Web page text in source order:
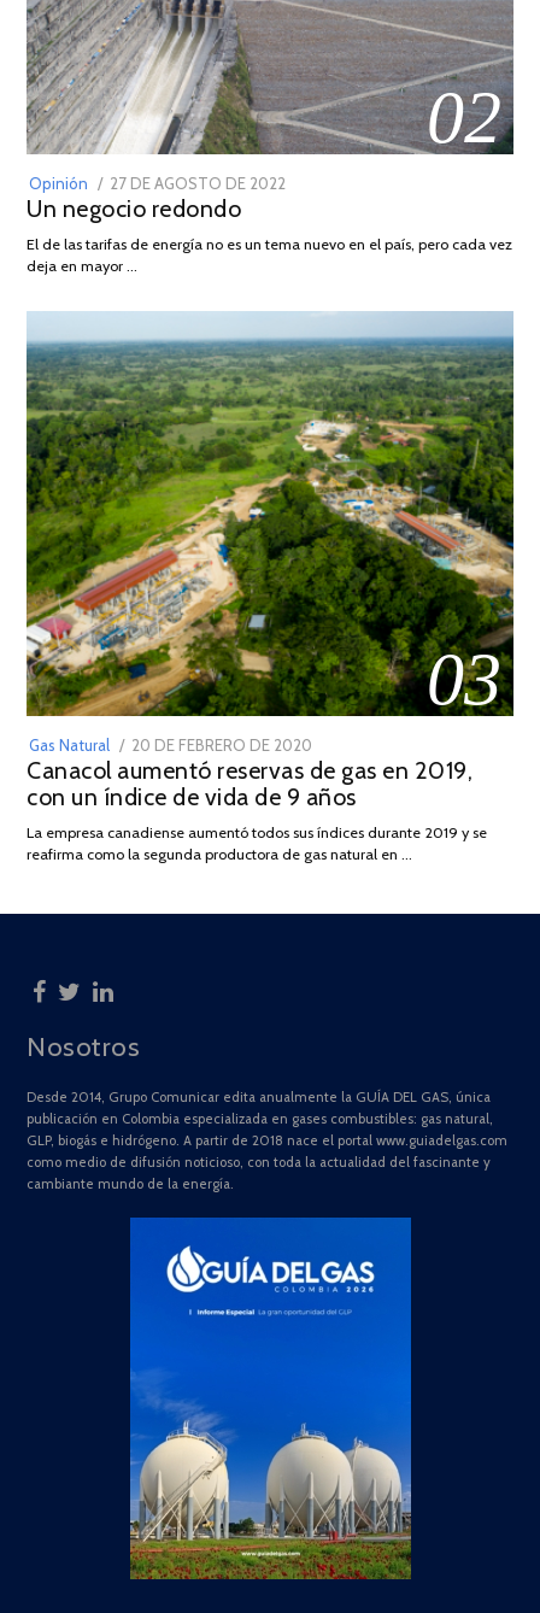
02
Opinión
POSTED
ON
27 DE AGOSTO DE 2022
DE
Un negocio redondo
El de las tarifas de energía no es un tema nuevo en el país, pero cada vez
deja en mayor …
03
Gas Natural
POSTED
ON
20 DE FEBRERO DE 2020
DE
JULIO
2025
Canacol aumentó reservas de gas en 2019,
con un índice de vida de 9 años
La empresa canadiense aumentó todos sus índices durante 2019 y se
reafirma como la segunda productora de gas natural en …
Nosotros
Desde 2014, Grupo Comunicar edita anualmente la GUÍA DEL GAS, única
publicación en Colombia especializada en gases combustibles: gas natural,
GLP, biogás e hidrógeno. A partir de 2018 nace el portal www.guiadelgas.com
como medio de difusión noticioso, con toda la actualidad del fascinante y
cambiante mundo de la energía.